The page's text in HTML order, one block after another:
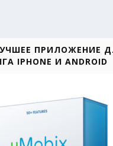
ПРИЛОЖЕНИЕ
IPHONE И ANDROID